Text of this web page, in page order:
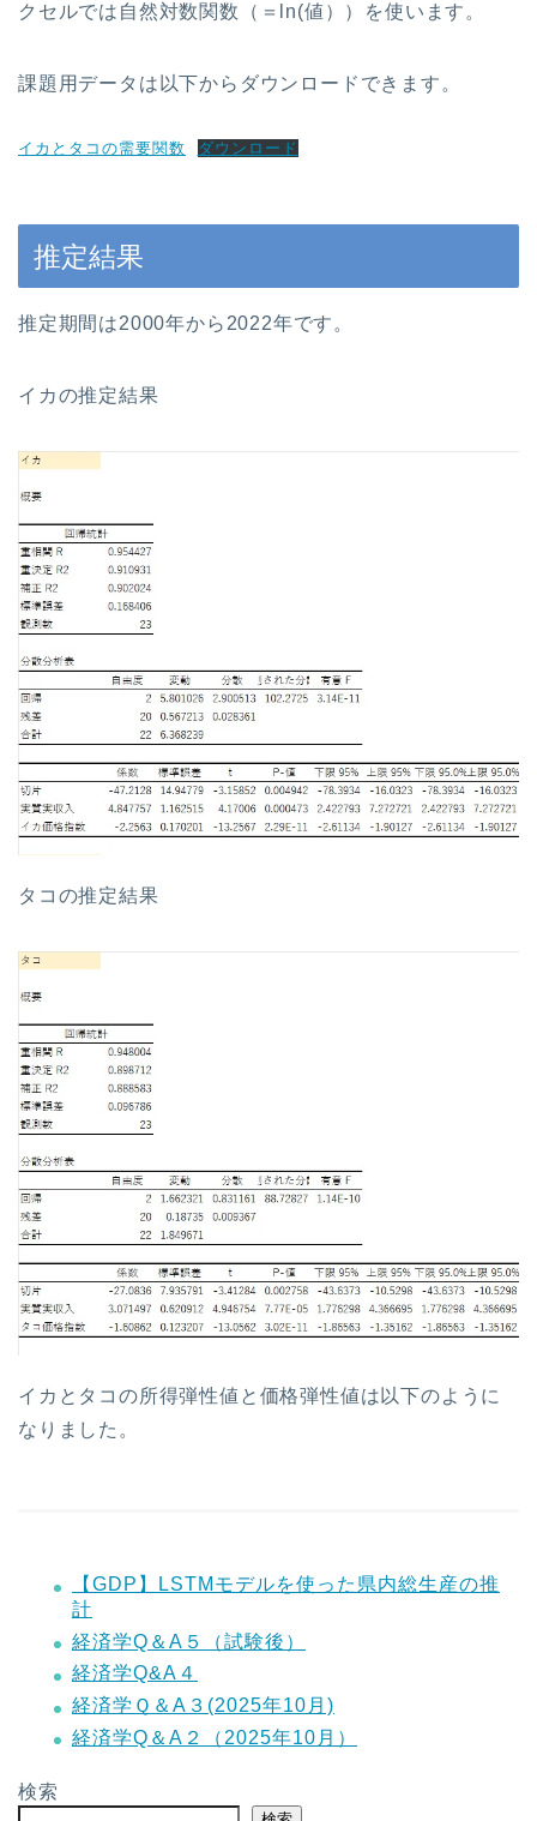
クセルでは自然対数関数（＝ln(値））を使います。
課題用データは以下からダウンロードできます。
イカとタコの需要関数 ダウンロード
推定結果
推定期間は2000年から2022年です。
イカの推定結果
タコの推定結果
イカとタコの所得弾性値と価格弾性値は以下のように
なりました。
【GDP】LSTMモデルを使った県内総生産の推
計
経済学Q＆A５（試験後）
経済学Q&A４
経済学Ｑ＆A３(2025年10月)
経済学Q＆A２（2025年10月）
検索